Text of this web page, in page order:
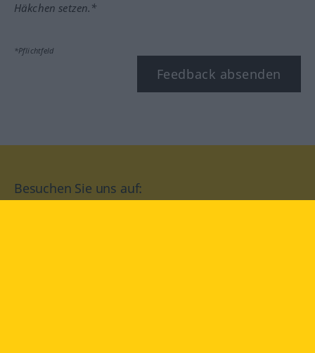
Häkchen setzen.*
*Pflichtfeld
Feedback absenden
Besuchen Sie uns auf: